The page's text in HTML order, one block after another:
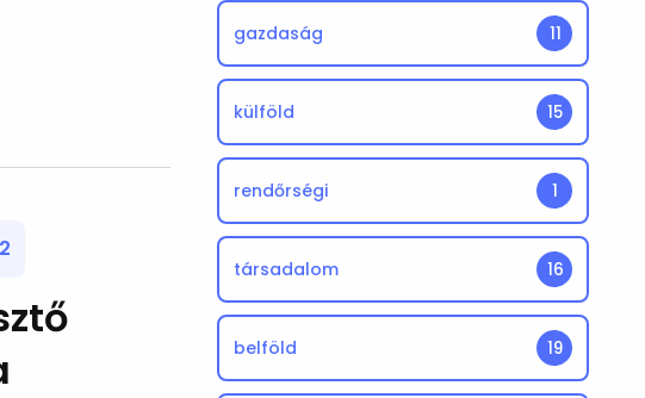
gazdaság 11
külföld 15
rendőrségi 1
társadalom 16
belföld 19